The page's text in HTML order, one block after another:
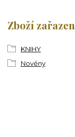
Zboží
KNIHY
Novény